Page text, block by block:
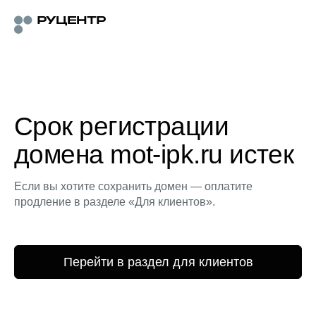
Срок регистрации
домена mot-ipk.ru истек
Если вы хотите сохранить домен — оплатите
продление в разделе «Для клиентов».
Перейти в раздел для клиентов